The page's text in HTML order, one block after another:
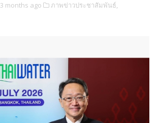
3 months ago ภาพข่าวประชาสัมพันธ์,